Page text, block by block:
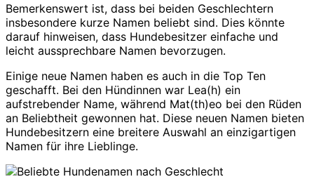
Bemerkenswert ist, dass bei beiden Geschlechtern
insbesondere kurze Namen beliebt sind. Dies könnte
darauf hinweisen, dass Hundebesitzer einfache und
leicht aussprechbare Namen bevorzugen.
Einige neue Namen haben es auch in die Top Ten
geschafft. Bei den Hündinnen war Lea(h) ein
aufstrebender Name, während Mat(th)eo bei den Rüden
an Beliebtheit gewonnen hat. Diese neuen Namen bieten
Hundebesitzern eine breitere Auswahl an einzigartigen
Namen für ihre Lieblinge.